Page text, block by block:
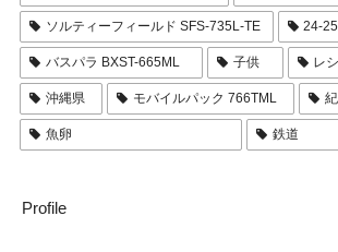
ソルティーフィールド SFS-735L-TE 24-
バスパラ BXST-665ML 子供 レ
沖縄県 モバイルパック 766TML
魚卵 鉄道
Profile